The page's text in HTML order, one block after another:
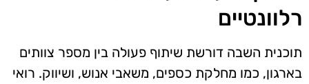
רלוונטיים
תוכנית השבה דורשת שיתוף פעולה בין מספר צוותים
בארגון, כמו מחלקת כספים, משאבי אנוש, ושיווק. רואי